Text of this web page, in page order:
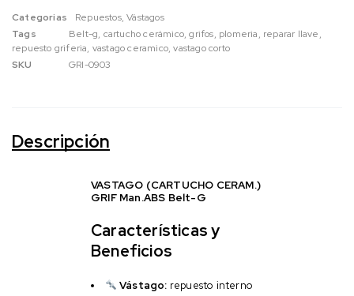
Categorias Repuestos,Vástagos
Tags
Belt-g, cartucho cerámico,grifos, plomeria, reparar llave,
repuesto griferia, vastago ceramico,vastago corto
SKU
GRI-0903
Descripción
VASTAGO (CARTUCHO CERAM.)
GRIF Man.ABS Belt-G
Características y
Beneficios
Vástago: repuesto interno